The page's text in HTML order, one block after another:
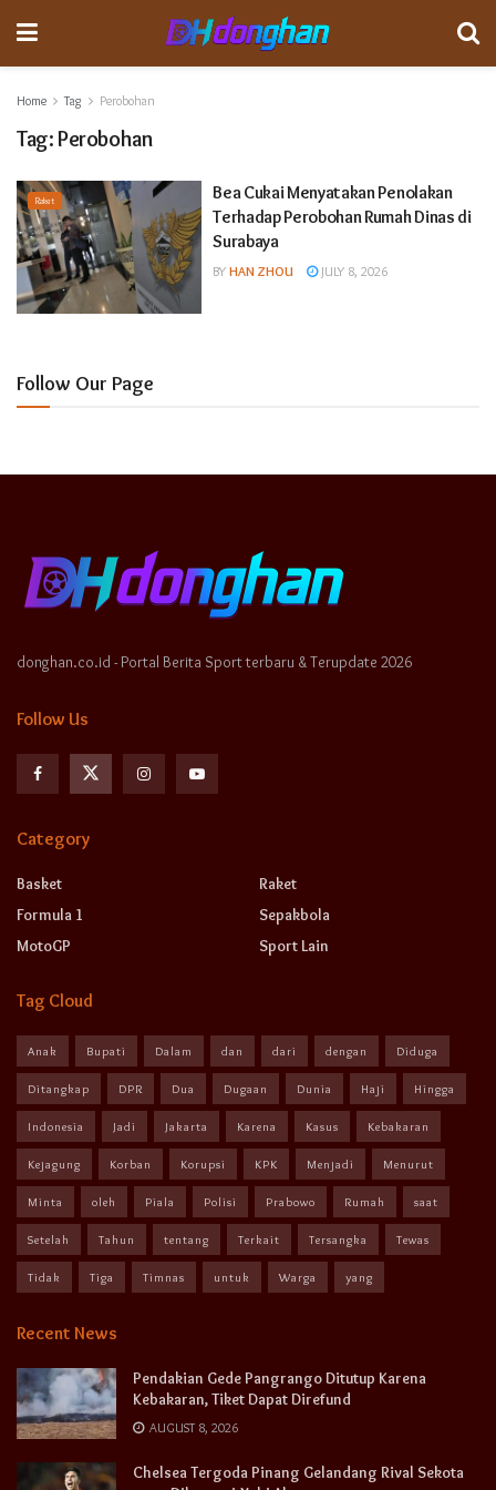
Home Tag Perobohan
Tag:Perobohan
Raket
Bea Cukai Menyatakan Penolakan
Terhadap Perobohan Rumah Dinas di
Surabaya
BY HAN ZHOU JULY 8, 2026
Follow Our Page
donghan.co.id - Portal Berita Sport terbaru & Terupdate 2026
Follow Us
Category
Basket
Formula 1
MotoGP
Raket
Sepakbola
Sport Lain
Tag Cloud
Anak Bupati Dalam dan dari dengan Diduga
Ditangkap DPR Dua Dugaan Dunia Haji Hingga
Indonesia Jadi Jakarta Karena Kasus Kebakaran
Kejagung Korban Korupsi KPK Menjadi Menurut
Minta oleh Piala Polisi Prabowo Rumah saat
Setelah Tahun tentang Terkait Tersangka Tewas
Tidak Tiga Timnas untuk Warga yang
Recent News
Pendakian Gede Pangrango Ditutup Karena
Kebakaran, Tiket Dapat Direfund
AUGUST 8, 2026
Chelsea Tergoda Pinang Gelandang Rival Sekota